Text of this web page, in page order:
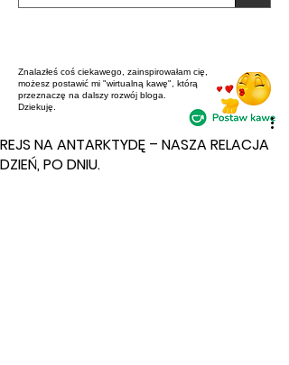
Znalazłeś coś ciekawego, zainspirowałam cię,
możesz postawić mi "wirtualną kawę", którą
przeznaczę na dalszy rozwój bloga.
Dziekuję.
REJS NA ANTARKTYDĘ – NASZA RELACJA
DZIEŃ, PO DNIU.